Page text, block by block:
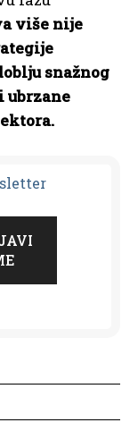
više nije
snažnog